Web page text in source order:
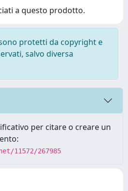
a questo prodotto.
protetti da copyright e
salvo diversa
per citare o creare un
11572/267985